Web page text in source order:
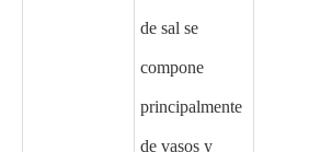
de sal se
compone
principalmente
de vasos y